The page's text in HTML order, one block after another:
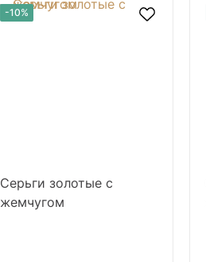
-10%
Серьги золотые с
жемчугом